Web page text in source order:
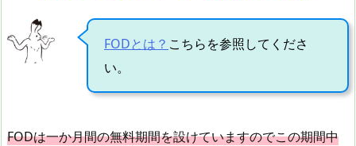
FODとは？ こちらを参照してくださ
い。
FODは一か月間の無料期間を設けていますのでこの期間中